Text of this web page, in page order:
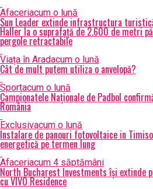
Afaceriacum o lună
Sun Leader extinde infrastructura
Haller la o suprafață de 2.600 de metri
pergole retractabile
Viața în Aradacum o lună
Cât de mult putem utiliza o anvelopă?
Sportacum o lună
Campionatele Naționale de Padbol
România
Exclusivacum o lună
Instalare de panouri fotovoltaice in
energetică pe termen lung
Afaceriacum 4 săptămâni
North Bucharest Investments își extinde
cu VIVO Residence